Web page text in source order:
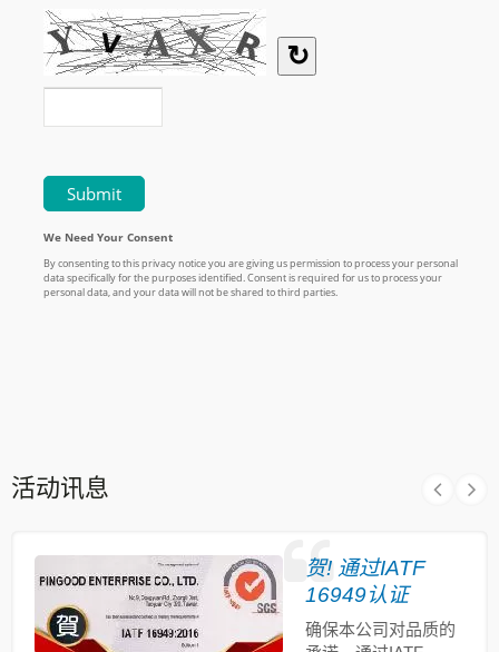
活动讯息
贺! 通过IATF
16949认证
确保本公司对品质的